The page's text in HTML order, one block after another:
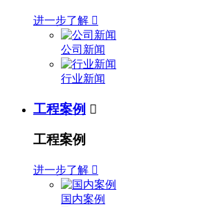
进一步了解 
公司新闻
行业新闻
工程案例 
工程案例
进一步了解 
国内案例